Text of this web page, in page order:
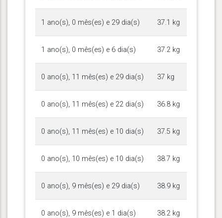
1 ano(s), 0 mês(es) e 29 dia(s) 37.1 kg
1 ano(s), 0 mês(es) e 6 dia(s) 37.2 kg
0 ano(s), 11 mês(es) e 29 dia(s) 37 kg
0 ano(s), 11 mês(es) e 22 dia(s) 36.8 kg
0 ano(s), 11 mês(es) e 10 dia(s) 37.5 kg
0 ano(s), 10 mês(es) e 10 dia(s) 38.7 kg
0 ano(s), 9 mês(es) e 29 dia(s) 38.9 kg
0 ano(s), 9 mês(es) e 1 dia(s) 38.2 kg